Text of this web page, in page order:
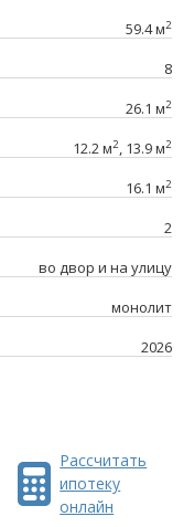
59.4 м2
8
26.1 м2
12.2 м2, 13.9 м2
16.1 м2
2
во двор и на улицу
монолит
2026
Рассчитать
ипотеку
онлайн